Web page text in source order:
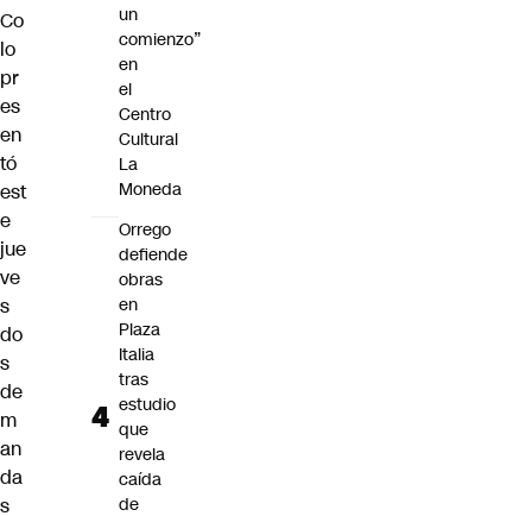
Co
lo
pr
es
en
tó
est
e
jue
ve
s
do
s
de
m
an
da
s
un
comienzo”
en
el
Centro
Cultural
La
Moneda
Orrego
defiende
obras
en
Plaza
Italia
tras
estudio
que
revela
caída
de